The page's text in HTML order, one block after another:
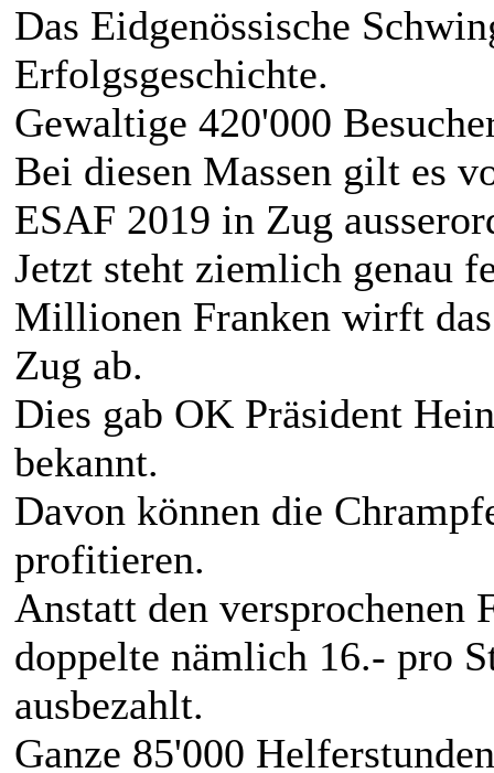
Das Eidgenössische
Erfolgsgeschichte.
Gewaltige 420'000
Bei diesen Massen gilt es
ESAF 2019 in Zug
Jetzt steht ziemlich genau
Millionen Franken wirft
Zug ab.
Dies gab OK Präsident
bekannt.
Davon können die
profitieren.
Anstatt den versprochenen
doppelte nämlich 16.- pro
ausbezahlt.
Ganze 85'000